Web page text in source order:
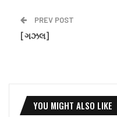
PREV POST
[ગઝલ]
YOU MIGHT ALSO LIKE